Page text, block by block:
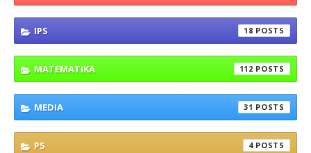
IPS 18
MATEMATIKA 112
MEDIA 31
P5 4